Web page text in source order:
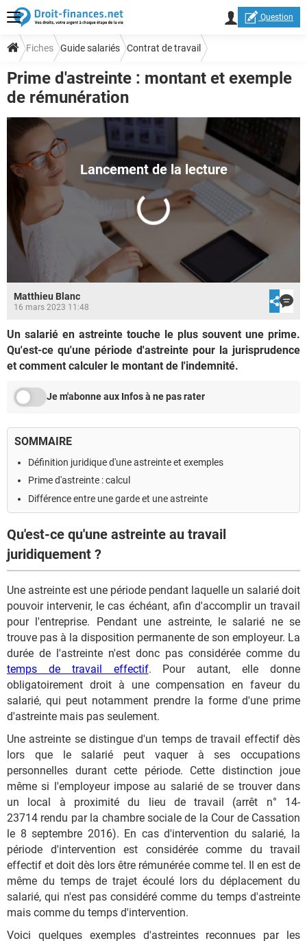
Question
Fiches Guide salariés Contrat de travail
Congés et temps de travail Temps de travail
Prime d'astreinte : montant et exemple
de rémunération
Matthieu Blanc
16 mars 2023 11:48
Un salarié en astreinte touche le plus souvent une prime.
Qu'est-ce qu'une période d'astreinte pour la jurisprudence
et comment calculer le montant de l'indemnité.
Je m'abonne aux Infos à ne pas rater
SOMMAIRE
Définition juridique d'une astreinte et exemples
Prime d'astreinte : calcul
Différence entre une garde et une astreinte
Qu'est-ce qu'une astreinte au travail
juridiquement ?
Une astreinte est une période pendant laquelle un salarié doit
pouvoir intervenir, le cas échéant, afin d'accomplir un travail
pour l'entreprise. Pendant une astreinte, le salarié ne se
trouve pas à la disposition permanente de son employeur. La
durée de l'astreinte n'est donc pas considérée comme du
temps de travail effectif. Pour autant, elle donne
obligatoirement droit à une compensation en faveur du
salarié, qui peut notamment prendre la forme d'une prime
d'astreinte mais pas seulement.
Une astreinte se distingue d'un temps de travail effectif dès
lors que le salarié peut vaquer à ses occupations
personnelles durant cette période. Cette distinction joue
même si l'employeur impose au salarié de se trouver dans
un local à proximité du lieu de travail (arrêt n° 14-
23714 rendu par la chambre sociale de la Cour de Cassation
le 8 septembre 2016). En cas d'intervention du salarié, la
période d'intervention est considérée comme du travail
effectif et doit dès lors être rémunérée comme tel. Il en est de
même du temps de trajet écoulé lors du déplacement du
salarié, qui n'est pas considéré comme du temps d'astreinte
mais comme du temps d'intervention.
Voici quelques exemples d'astreintes reconnues par les